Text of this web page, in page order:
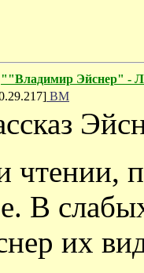
""Владимир Эйснер"
ВМ
чтении,
В
их